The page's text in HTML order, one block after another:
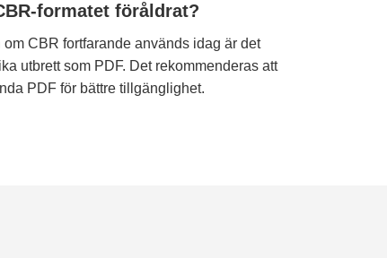
formatet föråldrat?
om CBR fortfarande används idag är det
utbrett som PDF. Det rekommenderas att
PDF för bättre tillgänglighet.